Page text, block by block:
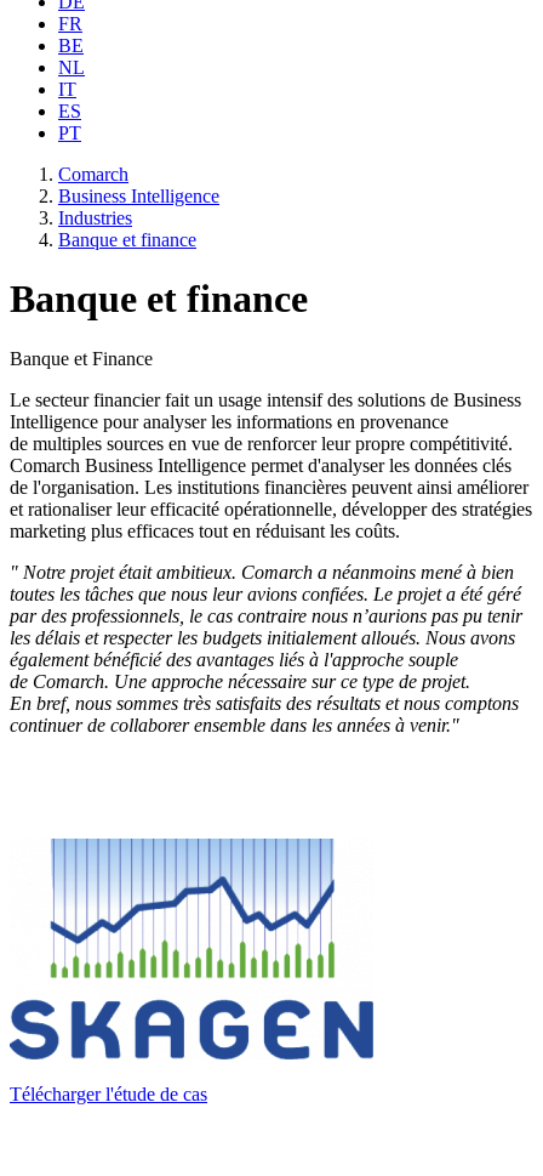
FR
BE
NL
IT
ES
PT
Comarch
Business Intelligence
Industries
Banque et finance
Banque et finance
Banque et Finance
Le secteur financier fait un usage intensif des solutions de Business
Intelligence pour analyser les informations en provenance
de multiples sources en vue de renforcer leur propre compétitivité.
Comarch Business Intelligence permet d'analyser les données clés
de l'organisation. Les institutions financières peuvent ainsi améliorer
et rationaliser leur efficacité opérationnelle, développer des stratégies
marketing plus efficaces tout en réduisant les coûts.
" Notre projet était ambitieux. Comarch a néanmoins mené à bien
toutes les tâches que nous leur avions confiées. Le projet a été géré
par des professionnels, le cas contraire nous n’aurions pas pu tenir
les délais et respecter les budgets initialement alloués. Nous avons
également bénéficié des avantages liés à l'approche souple
de Comarch. Une approche nécessaire sur ce type de projet.
En bref, nous sommes très satisfaits des résultats et nous comptons
continuer de collaborer ensemble dans les années à venir."
Télécharger l'étude de cas